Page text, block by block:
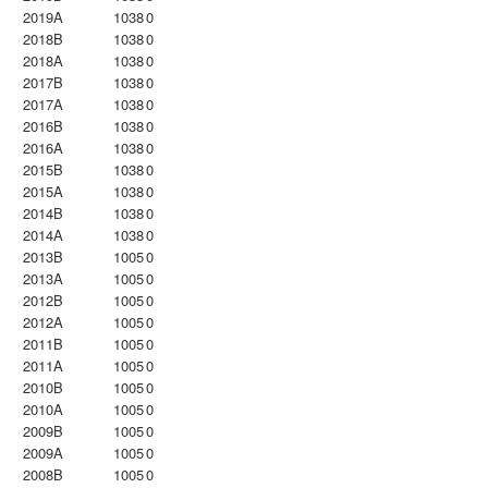
2019A
10380
2018B
10380
2018A
10380
2017B
10380
2017A
10380
2016B
10380
2016A
10380
2015B
10380
2015A
10380
2014B
10380
2014A
10380
2013B
10050
2013A
10050
2012B
10050
2012A
10050
2011B
10050
2011A
10050
2010B
10050
2010A
10050
2009B
10050
2009A
10050
2008B
10050